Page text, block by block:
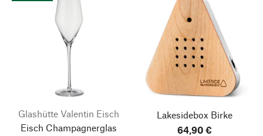
Glashütte Valentin Eisch
Eisch Champagnerglas
Lakesidebox Birke
64,90 €